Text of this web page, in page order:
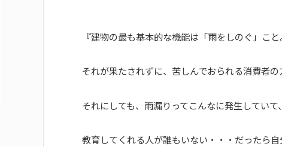
『建物の最も基本的な機能は「雨をしのぐ」こと
それが果たされずに、苦しんでおられる消費者の
それにしても、雨漏りってこんなに発生していて
教育してくれる人が誰もいない・・・だったら